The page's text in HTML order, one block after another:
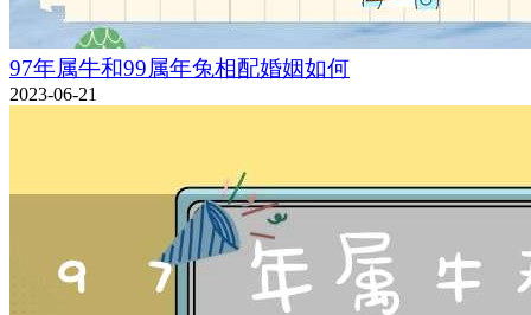
97年属牛和99属年兔相配婚姻如何
2023-06-21